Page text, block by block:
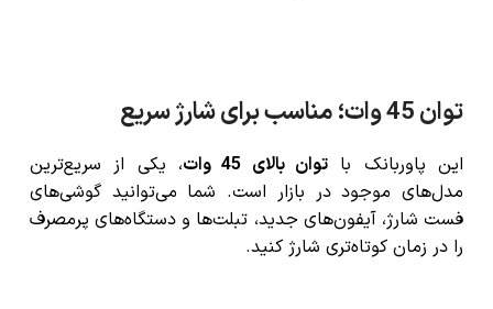
توان 45 وات؛ مناسب برای شارژ سریع
این پاوربانک با توان بالای 45 وات
، یکی از سریع‌ترین
مدل‌های موجود در بازار است. شما می‌توانید گوشی‌های
فست شارژ، آیفون‌های جدید، تبلت‌ها و دستگاه‌های پرمصرف
را در زمان کوتاه‌تری شارژ کنید.